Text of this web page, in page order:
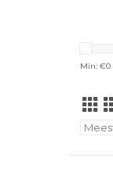
Min: €0